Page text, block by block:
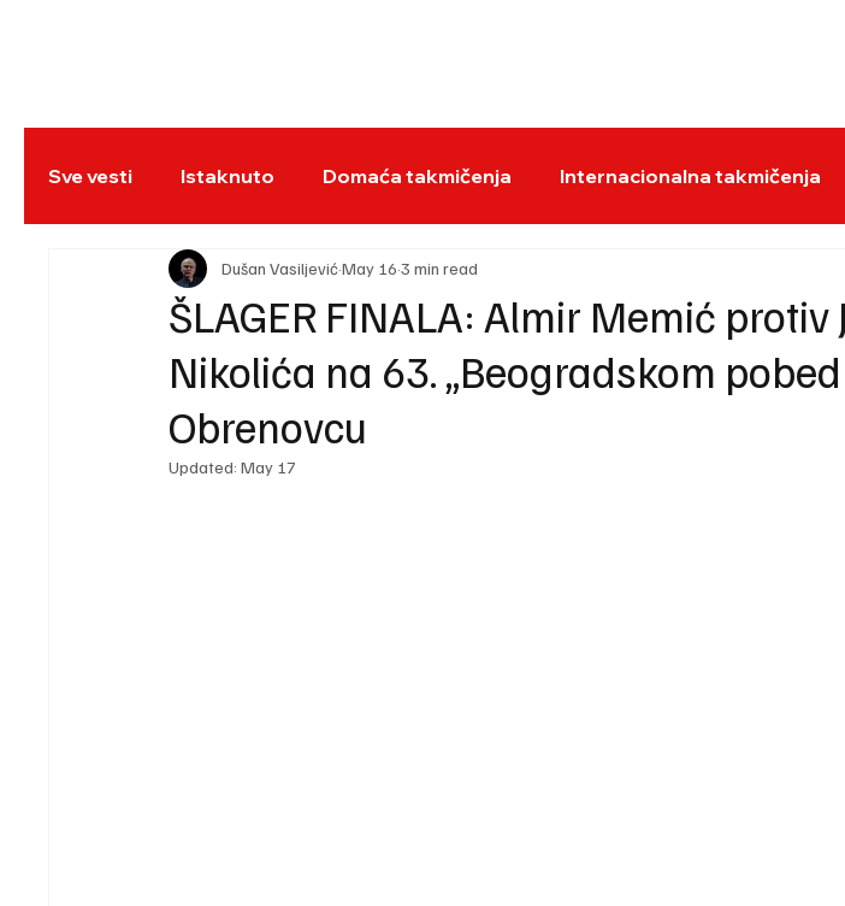
BOKS
REC
Sve vesti Istaknuto Domaća takmičenja Internacionalna takmičenja
ŠLAGER FINALA: Almir Memić protiv
Nikolića na 63. „Beogradskom
Obrenovcu
Dušan VasiljevićMay 16 3 min read
Updated:May 17